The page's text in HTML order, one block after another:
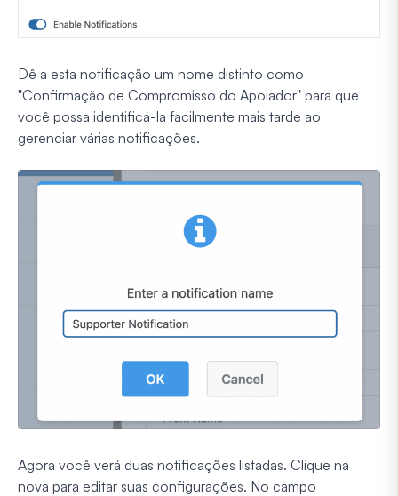
Dê a esta notificação um nome distinto como
"Confirmação de Compromisso do Apoiador" para que
você possa identificá-la facilmente mais tarde ao
gerenciar várias notificações.
Agora você verá duas notificações listadas. Clique na
nova para editar suas configurações. No campo